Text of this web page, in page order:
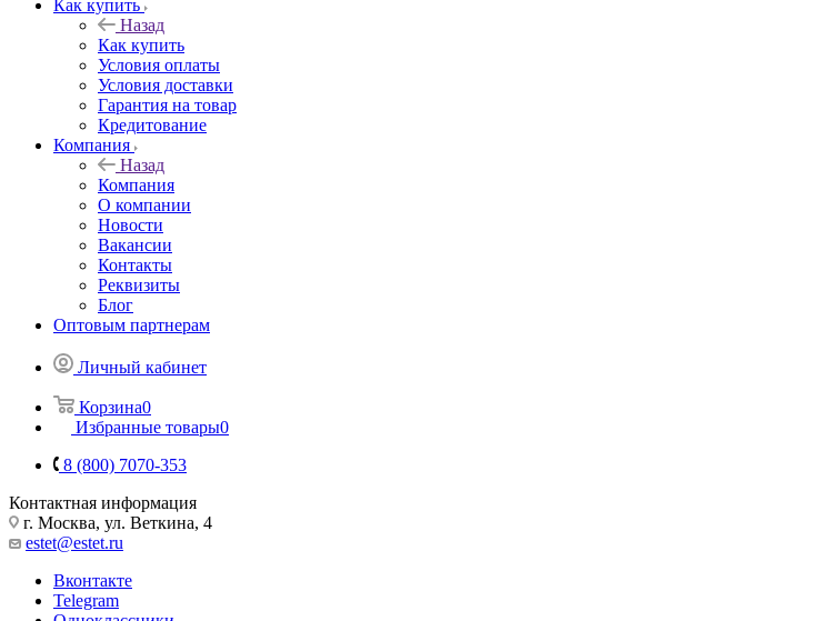
Как купить
Назад
Как купить
Условия оплаты
Условия доставки
Гарантия на товар
Кредитование
Компания
Назад
Компания
О компании
Новости
Вакансии
Контакты
Реквизиты
Блог
Оптовым партнерам
Личный кабинет
Корзина0
Избранные товары0
8 (800) 7070-353
Контактная информация
г. Москва, ул. Веткина, 4
estet@estet.ru
Вконтакте
Telegram